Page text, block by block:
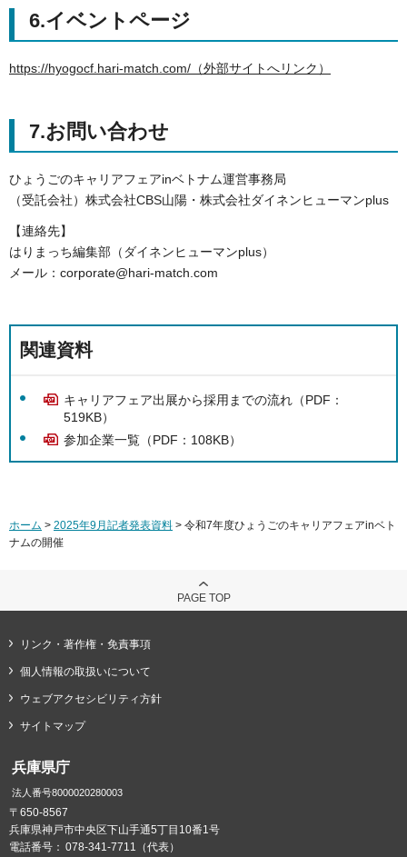
6.イベントページ
https://hyogocf.hari-match.com/（外部サイトへリンク）
7.お問い合わせ
ひょうごのキャリアフェアinベトナム運営事務局
（受託会社）株式会社CBS山陽・株式会社ダイネンヒューマンplus
【連絡先】
はりまっち編集部（ダイネンヒューマンplus）
メール：corporate@hari-match.com
関連資料
キャリアフェア出展から採用までの流れ（PDF：
519KB）
参加企業一覧（PDF：108KB）
ホーム > 2025年9月記者発表資料 > 令和7年度ひょうごのキャリアフェアinベト
ナムの開催
PAGE TOP
リンク・著作権・免責事項
個人情報の取扱いについて
ウェブアクセシビリティ方針
サイトマップ
兵庫県庁
法人番号8000020280003
〒650-8567
兵庫県神戸市中央区下山手通5丁目10番1号
電話番号： 078-341-7711（代表）